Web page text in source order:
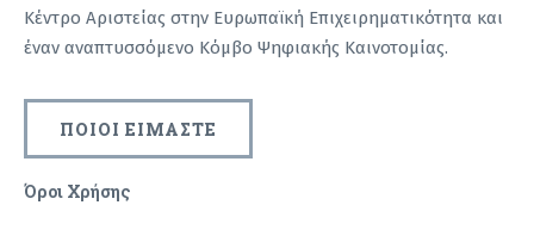
Κέντρο Αριστείας στην Ευρωπαϊκή Επιχειρηματικότητα και
έναν αναπτυσσόμενο Κόμβο Ψηφιακής Καινοτομίας.
ΠΟΙΟΙ ΕΙΜΑΣΤΕ
Όροι Χρήσης